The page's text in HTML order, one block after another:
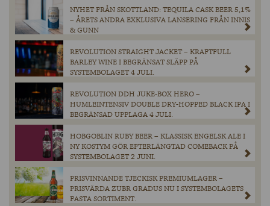
NYHET FRÅN SKOTTLAND: TEQUILA CASK BEER 5,1%
– ÅRETS ANDRA EXKLUSIVA LANSERING FRÅN INNIS
& GUNN
REVOLUTION STRAIGHT JACKET – KRAFTFULL
BARLEY WINE I BEGRÄNSAT SLÄPP PÅ
SYSTEMBOLAGET 4 JULI.
REVOLUTION DDH JUKE-BOX HERO –
HUMLEINTENSIV DOUBLE DRY-HOPPED BLACK IPA I
BEGRÄNSAD UPPLAGA 4 JULI.
HOBGOBLIN RUBY BEER – KLASSISK ENGELSK ALE I
NY KOSTYM GÖR EFTERLÄNGTAD COMEBACK PÅ
SYSTEMBOLAGET 2 JUNI.
PRISVINNANDE TJECKISK PREMIUMLAGER –
PRISVÄRDA ZUBR GRADUS NU I SYSTEMBOLAGETS
FASTA SORTIMENT.